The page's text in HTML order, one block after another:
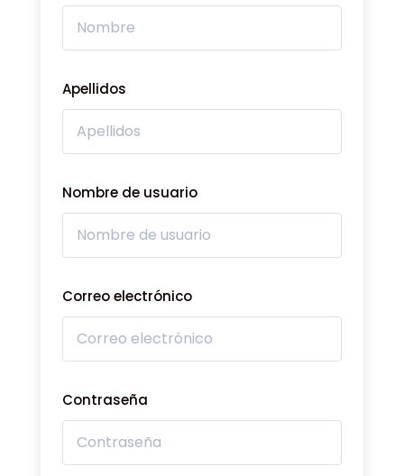
Apellidos
Nombre de usuario
Correo electrónico
Contraseña